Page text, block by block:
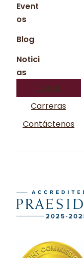
Event
os
Blog
Notici
as
Donar
Carreras
Contáctenos